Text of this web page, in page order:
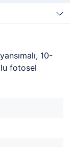
10-
fotosel